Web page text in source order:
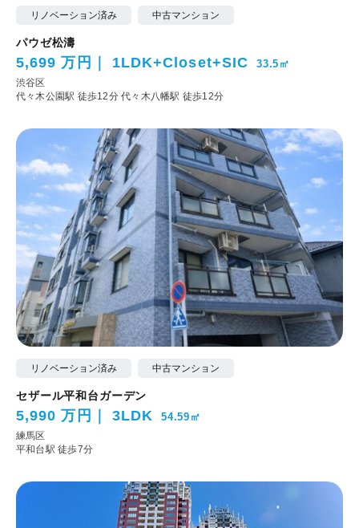
リノベーション済み 中古マンション
パウゼ松濤
5,699 万円 1LDK+Closet+SIC 33.5㎡
渋谷区
代々木公園駅 徒歩12分代々木八幡駅 徒歩12分
リノベーション済み 中古マンション
セザール平和台ガーデン
5,990 万円 3LDK 54.59㎡
練馬区
平和台駅 徒歩7分